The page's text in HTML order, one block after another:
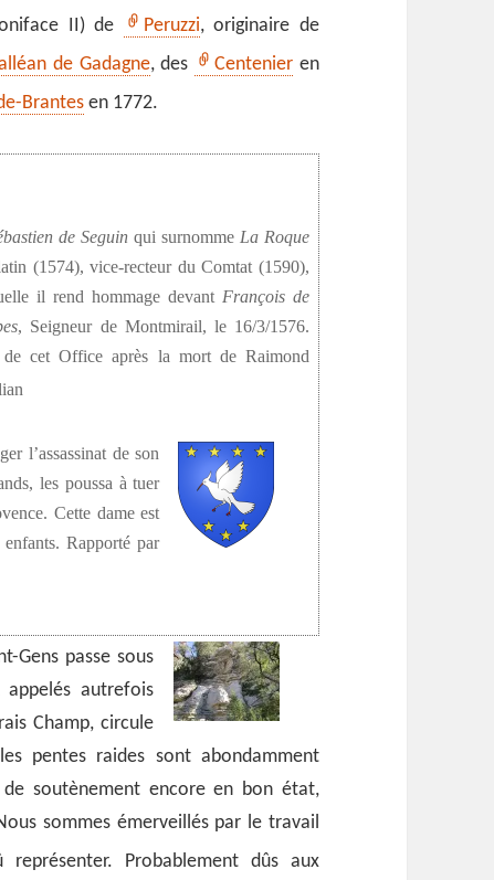
II) de Peruzzi, originaire de
de Gadagne, des Centenier en
Brantes en 1772.
de Seguinqui surnomme La Roque
(1574), vice-recteur du Comtat (1590),
il rend hommage devantFrançois de
, Seigneur de Montmirail, le 16/3/1576.
cet Office après la mort de Raimond
l’assassinat de son
les poussa à tuer
Cette dame est
Rapporté par
Gens passe sous
appelés autrefois
Champ, circule
pentes raides sont abondamment
soutènement encore en bon état,
sommes émerveillés par le travail
Probablement dûs aux